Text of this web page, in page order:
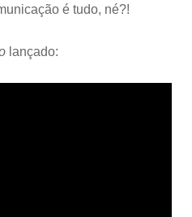
é tudo, né?!
lançado: